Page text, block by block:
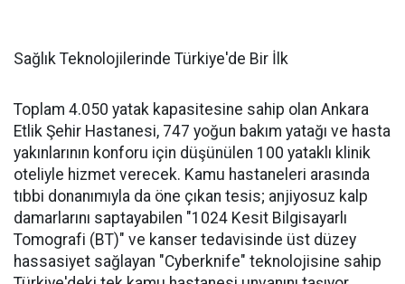
Sağlık Teknolojilerinde Türkiye'de Bir İlk
Toplam 4.050 yatak kapasitesine sahip olan Ankara
Etlik Şehir Hastanesi, 747 yoğun bakım yatağı ve hasta
yakınlarının konforu için düşünülen 100 yataklı klinik
oteliyle hizmet verecek. Kamu hastaneleri arasında
tıbbi donanımıyla da öne çıkan tesis; anjiyosuz kalp
damarlarını saptayabilen "1024 Kesit Bilgisayarlı
Tomografi (BT)" ve kanser tedavisinde üst düzey
hassasiyet sağlayan "Cyberknife" teknolojisine sahip